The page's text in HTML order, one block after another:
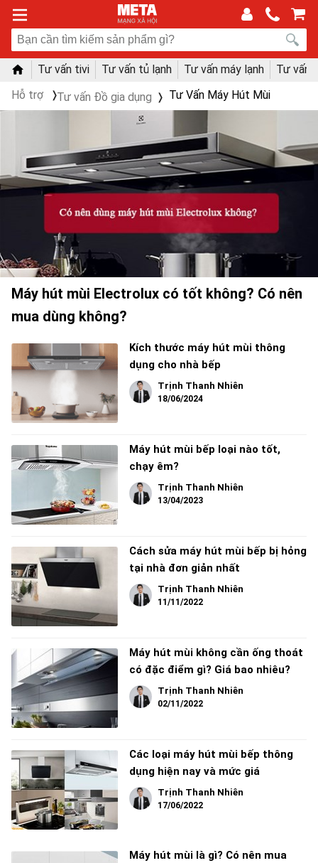
Tư vấn tivi Tư vấn tủ lạnh Tư vấn máy lạnh
Tư vấn
Hỗ trợ
Tư vấn Đồ gia dụng Tư Vấn Máy Hút Mùi
Máy hút mùi Electrolux có tốt không? Có nên
mua dùng không?
Kích thước máy hút mùi thông
dụng cho nhà bếp
Trịnh Thanh Nhiên
18/06/2024
Máy hút mùi bếp loại nào tốt,
chạy êm?
Trịnh Thanh Nhiên
13/04/2023
Cách sửa máy hút mùi bếp bị hỏng
tại nhà đơn giản nhất
Trịnh Thanh Nhiên
11/11/2022
Máy hút mùi không cần ống thoát
có đặc điểm gì? Giá bao nhiêu?
Trịnh Thanh Nhiên
02/11/2022
Các loại máy hút mùi bếp thông
dụng hiện nay và mức giá
Trịnh Thanh Nhiên
17/06/2022
Máy hút mùi là gì? Có nên mua